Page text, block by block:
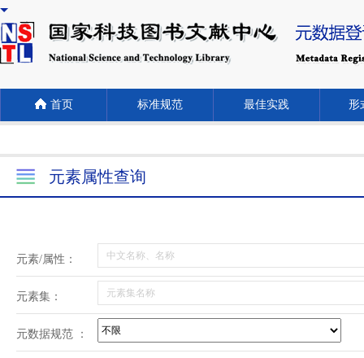
首页 标准规范 最佳实践 形
元素属性查询
元素/属性：
元素集：
元数据规范 ：